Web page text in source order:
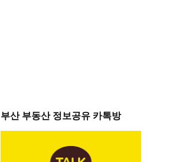
부산 부동산 정보공유 카톡방